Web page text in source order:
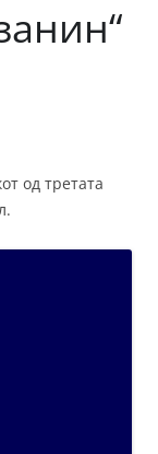
од третата